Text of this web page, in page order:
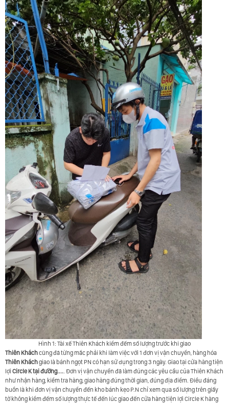
Hình 1: Tài xế Thiên Khách kiểm đếm số lượng trước khi giao
Thiên Kháchcũng đã từng mắc phải khi làm việc với 1 đơn vị vận chuyển, hàng hóa
Thiên Kháchgiao là bánh ngọt PN có hạn sử dụng trong 3 ngày. Giao tại cửa hàng tiện
lợi Circle K tại đường..... Đơn vị vận chuyển đã làm đúng các yêu cầu của Thiên Khách
như nhận hàng, kiểm tra hàng, giao hàng đúng thời gian, đúng địa điểm. Điều đáng
buồn là khi đơn vị vận chuyển đến kho bánh kẹo P.N chỉ xem qua số lượng trên giấy
tờ không kiểm đếm số lượng thực tế đến lúc giao đến cửa hàng tiện lợi Circle K hàng